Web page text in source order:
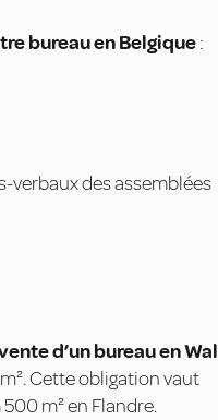
bureau en Belgique:
verbaux des assemblées
d’un bureau en
Cette obligation vaut
m² en Flandre.